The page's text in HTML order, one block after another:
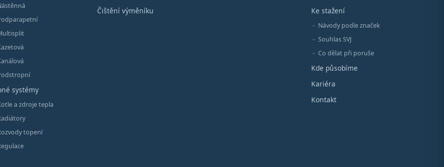
systémy
a zdroje tepla
topení
Čištění výměníku
Ke stažení
Návody podle značek
Souhlas SVJ
Co dělat při poruše
Kde působíme
Kariéra
Kontakt